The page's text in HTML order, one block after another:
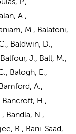
P.,
A.,
M., Balatoni,
Baldwin, D.,
J., Ball, M.,
Balogh, E.,
A.,
Bancroft, H.,
Bandla, N.,
R., Bani-Saad,